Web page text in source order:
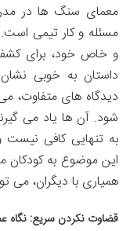
معمای سنگ ها در
مسئله و کار تیمی
و خاص خود، برای
داستان به خوبی
دیدگاه های متفاوت،
شود. آن ها یاد می
به تنهایی کافی
این موضوع به کودکان
همیاری با دیگران، می
قضاوت نکردن سریع: نگاه